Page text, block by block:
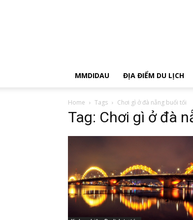
MMDIDAU ĐỊA ĐIỂM DU LỊCH
Home Tags Chơi gì ở đà nẵng buổi tối
Tag: Chơi gì ở đà